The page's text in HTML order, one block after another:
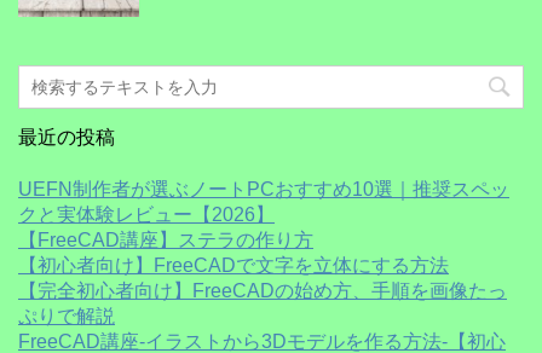
最近の投稿
UEFN制作者が選ぶノートPCおすすめ10選｜推奨スペッ
クと実体験レビュー【2026】
【FreeCAD講座】ステラの作り方
【初心者向け】FreeCADで文字を立体にする方法
【完全初心者向け】FreeCADの始め方、手順を画像たっ
ぷりで解説
FreeCAD講座-イラストから3Dモデルを作る方法-【初心